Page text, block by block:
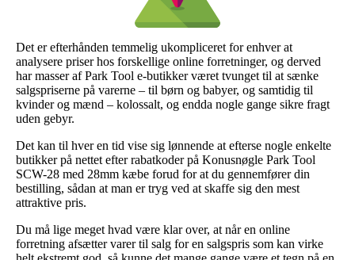
Det er efterhånden temmelig ukompliceret for enhver at
analysere priser hos forskellige online forretninger, og derved
har masser af Park Tool e-butikker været tvunget til at sænke
salgspriserne på varerne – til børn og babyer, og samtidig til
kvinder og mænd – kolossalt, og endda nogle gange sikre fragt
uden gebyr.
Det kan til hver en tid vise sig lønnende at efterse nogle enkelte
butikker på nettet efter rabatkoder på Konusnøgle Park Tool
SCW-28 med 28mm kæbe forud for at du gennemfører din
bestilling, sådan at man er tryg ved at skaffe sig den mest
attraktive pris.
Du må lige meget hvad være klar over, at når en online
forretning afsætter varer til salg for en salgspris som kan virke